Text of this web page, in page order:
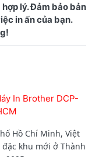
lý. Đảm bảo bản
in ấn của bạn.
In Brother DCP-
Hồ Chí Minh, Việt
khu mới ở Thành